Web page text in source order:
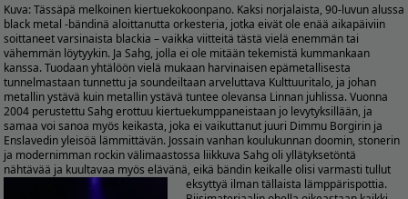
Kuva:Tässäpä melkoinen kiertuekokoonpano. Kaksi norjalaista, 90-luvun alussa
black metal -bändinä aloittanutta orkesteria, jotka eivät ole enää aikapäiviin
soittaneet varsinaista blackia – vaikka viitteitä tästä vielä enemmän tai
vähemmän löytyykin. Ja Sahg, jolla ei ole mitään tekemistä kummankaan
kanssa. Tuodaan yhtälöön vielä mukaan harvinaisen epämetallisesta
tunnelmastaan tunnettu ja soundeiltaan arveluttava Kulttuuritalo, ja johan
metallin ystävä kuin metallin ystävä tuntee olevansa Linnan juhlissa. Vuonna
2004 perustettu Sahg erottuu kiertuekumppaneistaan jo levytyksillään, ja
samaa voi sanoa myös keikasta, joka ei vaikuttanut juuri Dimmu Borgirin ja
Enslavedin yleisöä lämmittävän. Jossain vanhan koulukunnan doomin, stonerin
ja modernimman rockin välimaastossa liikkuva Sahg oli yllätyksetöntä
nähtävää ja kuultavaa myös elävänä, eikä bändin keikalle olisi varmasti tullut
eksyttyä ilman tällaista lämppärispottia.